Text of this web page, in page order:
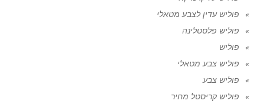
פוליש עדין לצבע מטאלי
פוליש פלסטלינה
פוליש
פוליש צבע מטאלי
פוליש צבע
פוליש קריסטל מחיר